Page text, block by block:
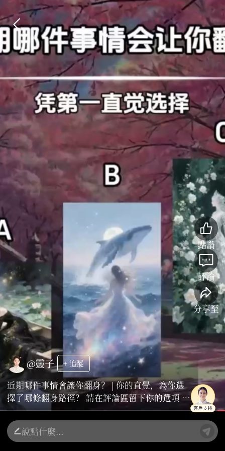
點讚
評論
分享至
@靈子 + 追蹤
近期哪件事情會讓你翻身？ | 你的直覺，為你選
擇了哪條翻身路徑？ 請在評論區留下你的選項 私
發老師即將會獲得一份詳盡的 《個人翻身機遇全
景分析》，明確未來3個月的具體行動點與禁忌：
真正的轉機，始於你敢於正視並選擇最適合自己